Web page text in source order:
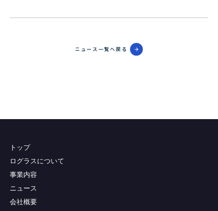
ニュース一覧へ戻る
トップ
ログラスについて
事業内容
ニュース
会社概要